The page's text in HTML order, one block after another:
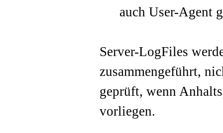
auch User-Agent
Server-LogFiles
zusammengeführt,
geprüft, wenn
vorliegen.